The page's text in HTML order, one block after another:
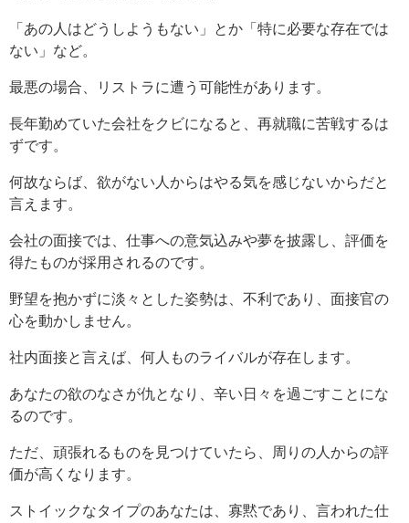
「あの人はどうしようもない」とか「特に必要な存在では
ない」など。
最悪の場合、リストラに遭う可能性があります。
長年勤めていた会社をクビになると、再就職に苦戦するは
ずです。
何故ならば、欲がない人からはやる気を感じないからだと
言えます。
会社の面接では、仕事への意気込みや夢を披露し、評価を
得たものが採用されるのです。
野望を抱かずに淡々とした姿勢は、不利であり、面接官の
心を動かしません。
社内面接と言えば、何人ものライバルが存在します。
あなたの欲のなさが仇となり、辛い日々を過ごすことにな
るのです。
ただ、頑張れるものを見つけていたら、周りの人からの評
価が高くなります。
ストイックなタイプのあなたは、寡黙であり、言われた仕